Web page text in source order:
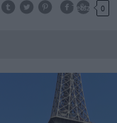
Tetszik 0